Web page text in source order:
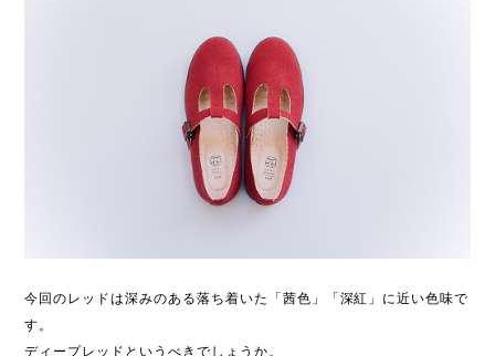
今回のレッドは深みのある落ち着いた「茜色」「深紅」に近い色味で
す。
ディープレッドというべきでしょうか。